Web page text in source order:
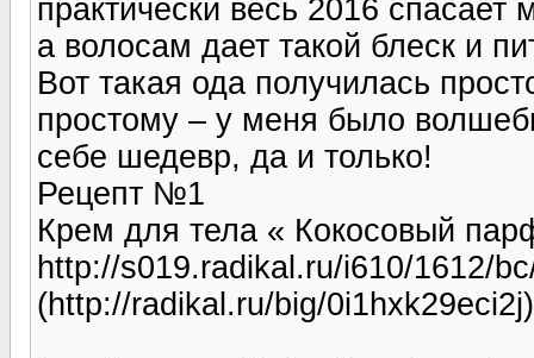
практически весь 2016
а волосам дает такой блеск и
Вот такая ода получилась
простому – у меня было
себе шедевр, да и только!
Рецепт №1
Крем для тела « Кокосовый
http://s019.radikal.ru/i610/1612/
(http://radikal.ru/big/0i1hxk29eci2j)